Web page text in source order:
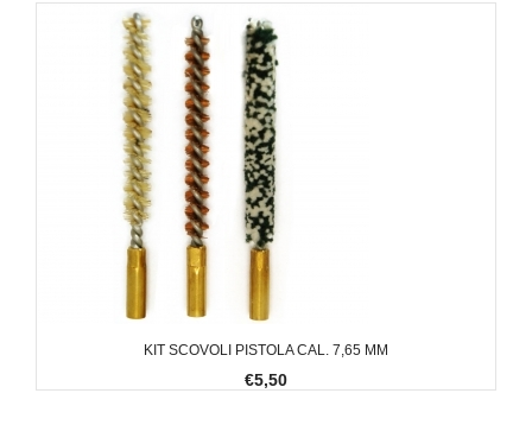
KIT SCOVOLI PISTOLA CAL. 7,65 MM
€5,50